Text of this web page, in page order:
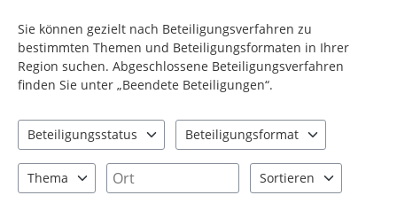
Sie können gezielt nach Beteiligungsverfahren zu
bestimmten Themen und Beteiligungsformaten in Ihrer
Region suchen. Abgeschlossene Beteiligungsverfahren
finden Sie unter „Beendete Beteiligungen“.
Beteiligungsstatus
Beteiligungsformat
Thema
Ort
Sortieren